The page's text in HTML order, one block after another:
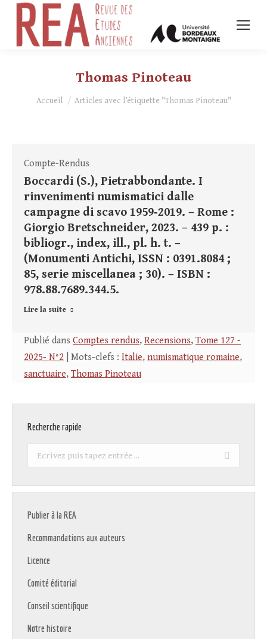
Thomas Pinoteau
Vous êtes ici :
Accueil Articles avec l’étiquette "Thomas Pinoteau"
Compte-Rendus
Boccardi (S.), Pietrabbondante. I
rinvenimenti numismatici dalle
campagne di scavo 1959‑2019. – Rome :
Giorgio Bretschneider, 2023. – 439 p. :
bibliogr., index, ill., pl. h. t. –
(Monumenti Antichi, ISSN : 0391.8084 ;
85, serie miscellanea ; 30). – ISBN :
978.88.7689.344.5.
Lire la suite
Publié dans Comptes rendus, Recensions, Tome 127 -
2025- N°2 | Mots-clefs : Italie, numismatique romaine,
sanctuaire, Thomas Pinoteau
Recherche rapide
Recherche
Publier à la REA
Recommandations aux auteurs
Licence
Comité éditorial
Conseil scientifique
Notre histoire